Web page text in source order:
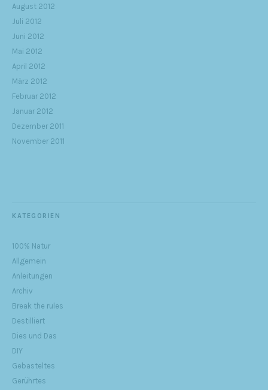
August 2012
Juli 2012
Juni 2012
Mai 2012
April 2012
März 2012
Februar 2012
Januar 2012
Dezember 2011
November 2011
KATEGORIEN
100% Natur
Allgemein
Anleitungen
Archiv
Break the rules
Destilliert
Dies und Das
DIY
Gebasteltes
Gerührtes